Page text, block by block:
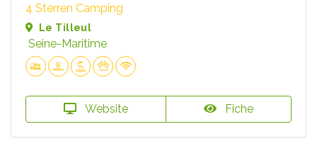
4 Sterren Camping
Le Tilleul
Seine-Maritime
Website Fiche